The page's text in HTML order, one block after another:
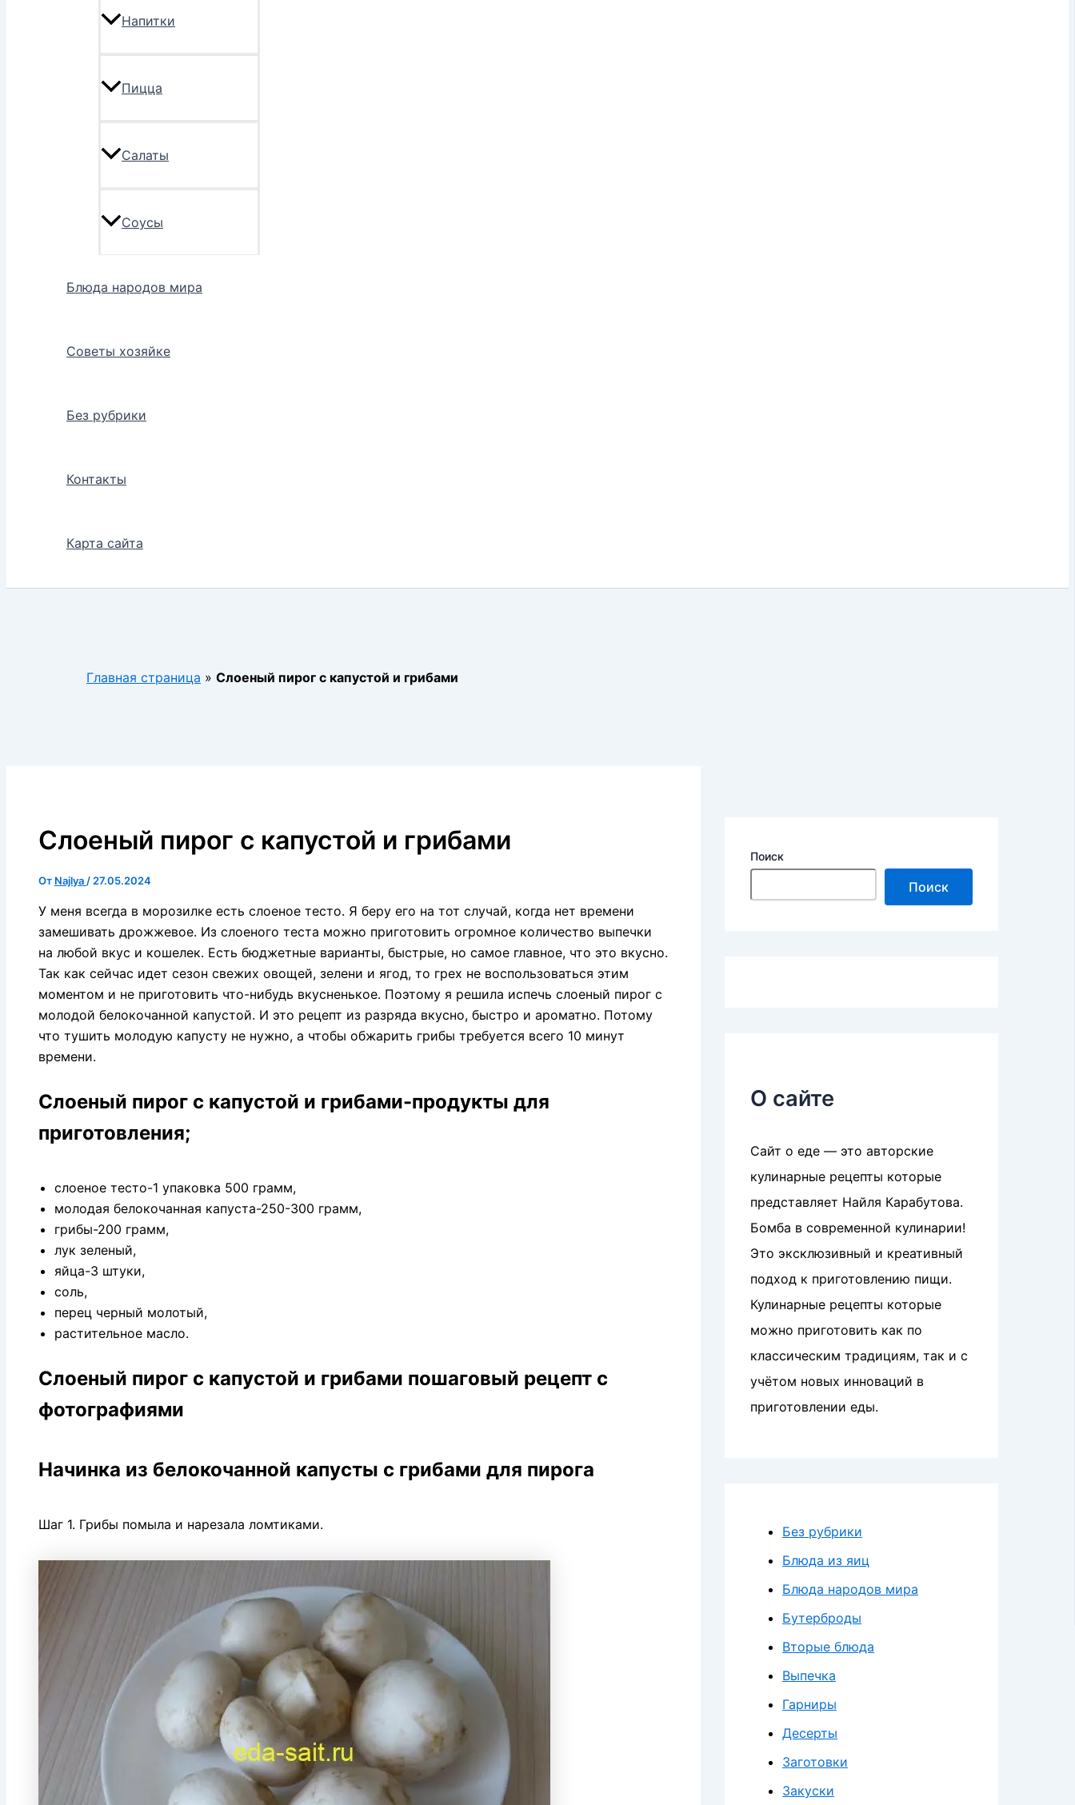
Напитки
Пицца
Салаты
Соусы
Блюда народов мира
Советы хозяйке
Без рубрики
Контакты
Карта сайта
Главная страница » Слоеный пирог с капустой и грибами
Слоеный пирог с капустой и грибами
От Najlya / 27.05.2024
У меня всегда в морозилке есть слоеное тесто. Я беру его на тот случай, когда нет времени
замешивать дрожжевое. Из слоеного теста можно приготовить огромное количество выпечки
на любой вкус и кошелек. Есть бюджетные варианты, быстрые, но самое главное, что это вкусно.
Так как сейчас идет сезон свежих овощей, зелени и ягод, то грех не воспользоваться этим
моментом и не приготовить что-нибудь вкусненькое. Поэтому я решила испечь слоеный пирог с
молодой белокочанной капустой. И это рецепт из разряда вкусно, быстро и ароматно. Потому
что тушить молодую капусту не нужно, а чтобы обжарить грибы требуется всего 10 минут
времени.
Слоеный пирог с капустой и грибами-продукты для
приготовления;
слоеное тесто-1 упаковка 500 грамм,
молодая белокочанная капуста-250-300 грамм,
грибы-200 грамм,
лук зеленый,
яйца-3 штуки,
соль,
перец черный молотый,
растительное масло.
Слоеный пирог с капустой и грибами пошаговый рецепт с
фотографиями
Начинка из белокочанной капусты с грибами для пирога
Шаг 1. Грибы помыла и нарезала ломтиками.
Поиск
Поиск
О сайте
Сайт о еде — это авторские
кулинарные рецепты которые
представляет Найля Карабутова.
Бомба в современной кулинарии!
Это эксклюзивный и креативный
подход к приготовлению пищи.
Кулинарные рецепты которые
можно приготовить как по
классическим традициям, так и с
учётом новых инноваций в
приготовлении еды.
Без рубрики
Блюда из яиц
Блюда народов мира
Бутерброды
Вторые блюда
Выпечка
Гарниры
Десерты
Заготовки
Закуски